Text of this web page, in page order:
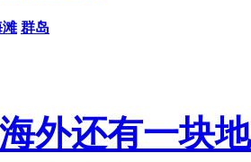
滩 群岛
外还有一块